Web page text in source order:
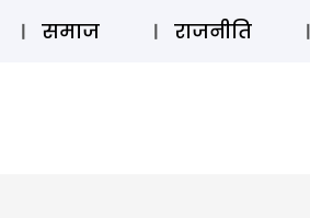
लॉग इन ⚲
समाज राजनीति